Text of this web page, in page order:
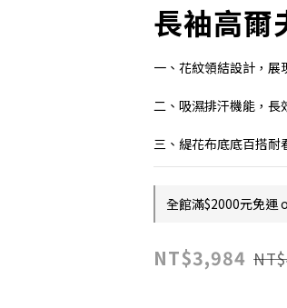
長袖高爾
一、花紋領結設計，展
二、吸濕排汗機能，長
三、緹花布底底百搭耐
全館滿$2000元免運
NT$3,984